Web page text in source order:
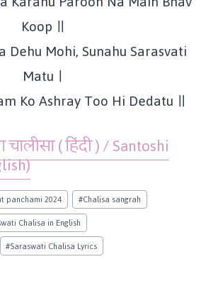
Koop ॥
Dehu Mohi, Sunahu Sarasvati
Matu ।
Ko Ashray Too Hi Dedatu ॥
चालीसा ( हिंदी ) / Santoshi
panchami 2024 #Chalisa sangrah
Chalisa in English
#Saraswati Chalisa Lyrics